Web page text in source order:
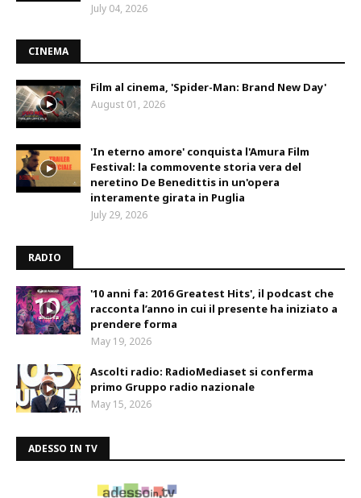
July 04, 2026
CINEMA
Film al cinema, 'Spider-Man: Brand New Day'
August 01, 2026
'In eterno amore' conquista l'Amura Film
Festival: la commovente storia vera del
neretino De Benedittis in un'opera
interamente girata in Puglia
July 29, 2026
RADIO
'10 anni fa: 2016 Greatest Hits', il podcast che
racconta l’anno in cui il presente ha iniziato a
prendere forma
May 19, 2026
Ascolti radio: RadioMediaset si conferma
primo Gruppo radio nazionale
May 15, 2026
ADESSO IN TV